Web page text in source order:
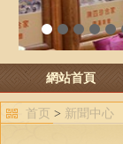
1 3 4 5 6 7
網站首頁
首页 > 新聞中心